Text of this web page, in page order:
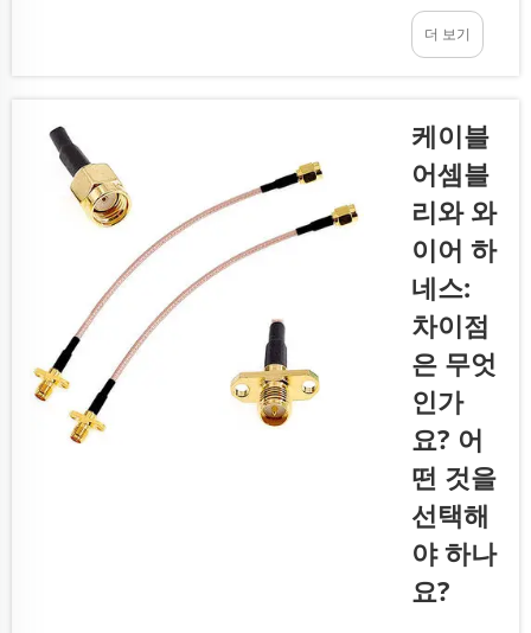
프로그램
을 시청하
거나 인터
할 때 끊김
없이 원활
한 서비스
를 제공받
기 위해 매
우 중요합
니다...
할 때는 적
절한 케이
매우 중요
합니다.
RG6 RF
케이블은
이러한 설
치에 가장
적합한 선
택지로 자
주 사용됩
니다. 이
케이블은
위성 안테
나와 수신
기 사이를
연결하여
끊김 없이
좋아하는
프로그램
더 보기
케이블
어셈블
리와 와
이어 하
네스:
차이점
은 무엇
인가
요? 어
떤 것을
선택해
야 하나
요?